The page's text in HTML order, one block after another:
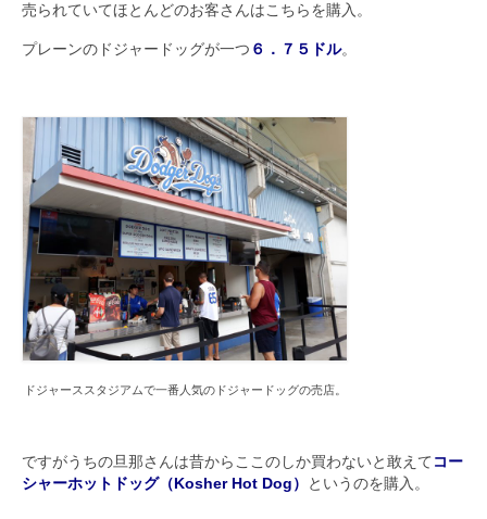
売られていてほとんどのお客さんはこちらを購入。
プレーンのドジャードッグが一つ ６．７５ドル。
ドジャーススタジアムで一番人気のドジャードッグの売店。
ですがうちの旦那さんは昔からここのしか買わないと敢えて コー
シャーホットドッグ（Kosher Hot Dog）
というのを購入。